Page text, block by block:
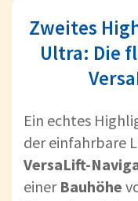
Zweites
Ultra: Die
Ein echtes
der einfahrbare
VersaLift-
einer Bauhöhe